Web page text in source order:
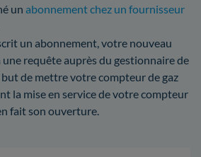
un abonnement chez un fournisseur
un abonnement, votre nouveau
requête auprès du gestionnaire de
but de mettre votre compteur de gaz
la mise en service de votre compteur
fait son ouverture.